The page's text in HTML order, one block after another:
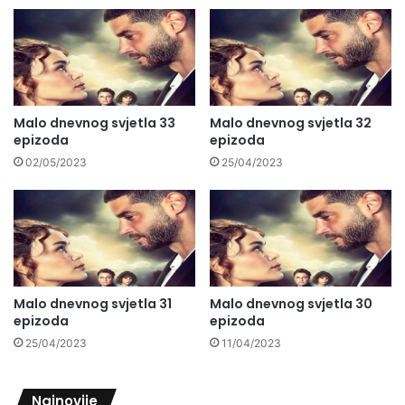
Malo dnevnog svjetla 33
epizoda
02/05/2023
Malo dnevnog svjetla 32
epizoda
25/04/2023
Malo dnevnog svjetla 31
epizoda
25/04/2023
Malo dnevnog svjetla 30
epizoda
11/04/2023
Najnovije